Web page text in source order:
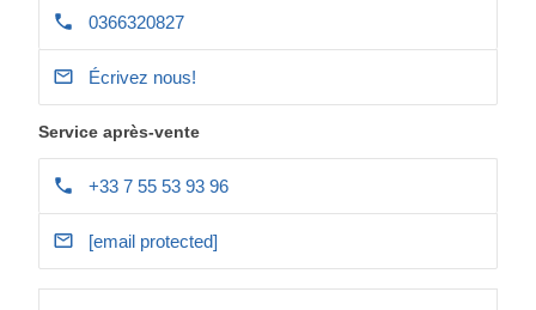
0366320827
Écrivez nous!
Service après-vente
+33 7 55 53 93 96
[email protected]